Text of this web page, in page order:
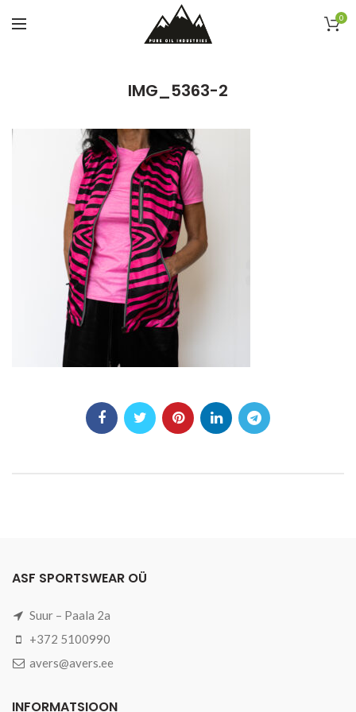
0
IMG_5363-2
ASF SPORTSWEAR OÜ
Suur – Paala 2a
+372 5100990
avers@avers.ee
INFORMATSIOON